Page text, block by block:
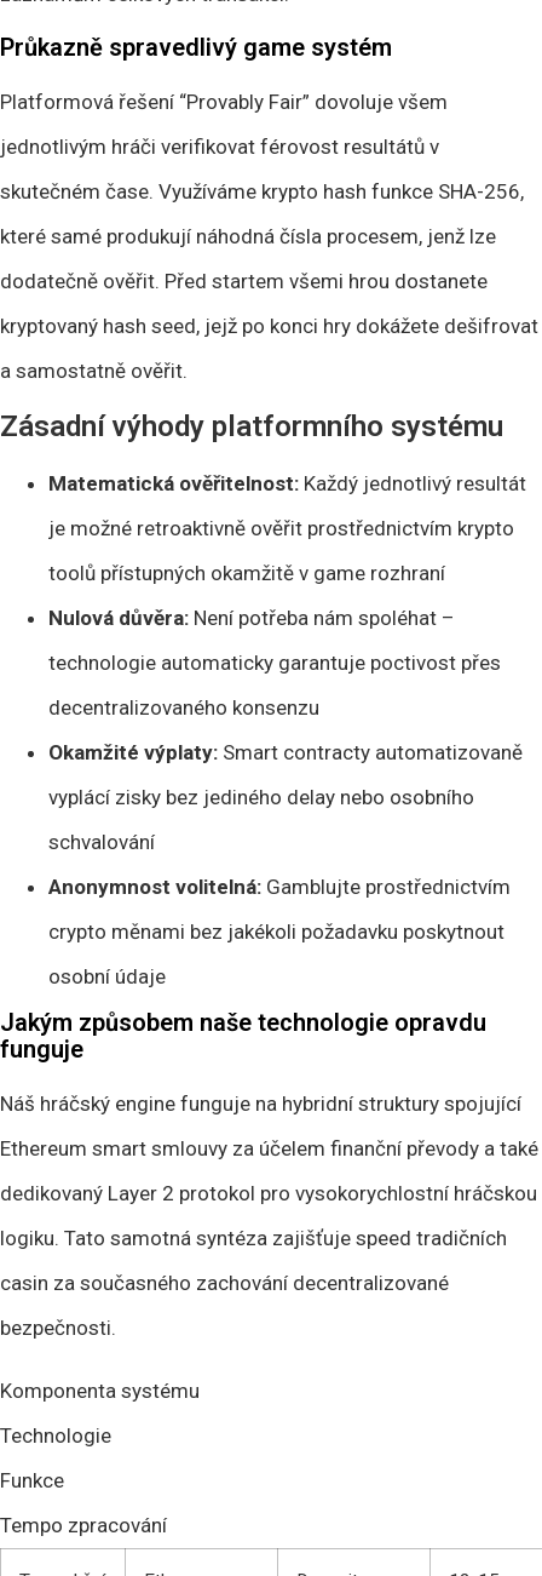
Průkazně spravedlivý game systém
Platformová řešení “Provably Fair” dovoluje všem
jednotlivým hráči verifikovat férovost resultátů v
skutečném čase. Využíváme krypto hash funkce SHA-256,
které samé produkují náhodná čísla procesem, jenž lze
dodatečně ověřit. Před startem všemi hrou dostanete
kryptovaný hash seed, jejž po konci hry dokážete dešifrovat
a samostatně ověřit.
Zásadní výhody platformního systému
Matematická ověřitelnost: Každý jednotlivý resultát
je možné retroaktivně ověřit prostřednictvím krypto
toolů přístupných okamžitě v game rozhraní
Nulová důvěra: Není potřeba nám spoléhat –
technologie automaticky garantuje poctivost přes
decentralizovaného konsenzu
Okamžité výplaty: Smart contracty automatizovaně
vyplácí zisky bez jediného delay nebo osobního
schvalování
Anonymnost volitelná: Gamblujte prostřednictvím
crypto měnami bez jakékoli požadavku poskytnout
osobní údaje
Jakým způsobem naše technologie opravdu
funguje
Náš hráčský engine funguje na hybridní struktury spojující
Ethereum smart smlouvy za účelem finanční převody a také
dedikovaný Layer 2 protokol pro vysokorychlostní hráčskou
logiku. Tato samotná syntéza zajišťuje speed tradičních
casin za současného zachování decentralizované
bezpečnosti.
Komponenta systému
Technologie
Funkce
Tempo zpracování